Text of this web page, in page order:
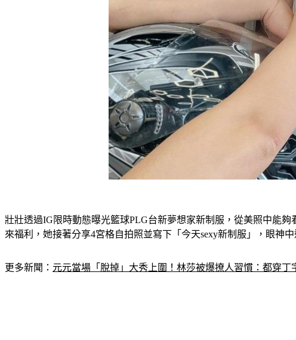
壯壯透過IG限時動態曝光籃球PLG台新夢想家新制服，從美照中能
來福利，她接著分享4宮格自拍照並寫下「今天sexy新制服」，眼神
更多新聞： 元元當場「脫掉」大秀上圍！林莎被爆撩人習慣：都穿丁